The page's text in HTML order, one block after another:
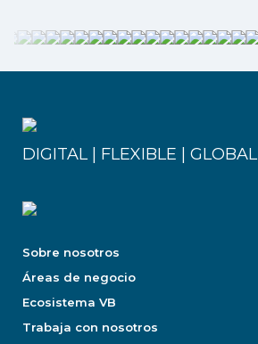
DIGITAL | FLEXIBLE | GLOBAL
Sobre nosotros
Áreas de negocio
Ecosistema VB
Trabaja con nosotros